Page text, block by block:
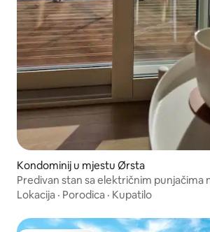
Kondominij u mjestu Ørsta
Predivan stan sa električnim punjačima
Lokacija · Porodica · Kupatilo